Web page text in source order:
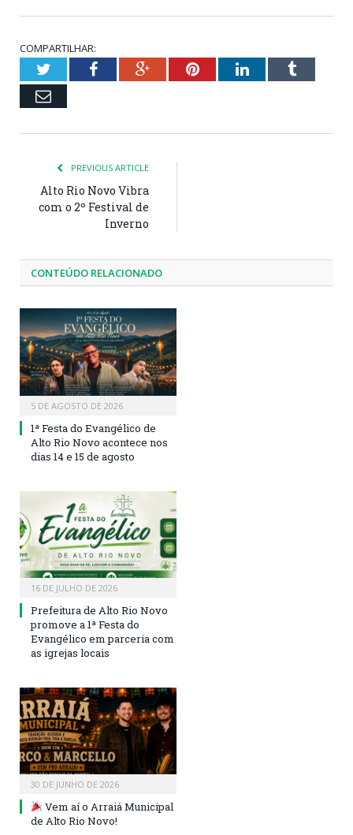
COMPARTILHAR:
TwitterFacebookGoogle+PinterestLinkedInTumblr
Email
PREVIOUS ARTICLE
Alto Rio Novo Vibra
com o 2º Festival de
Inverno
CONTEÚDO RELACIONADO
5 DE AGOSTO DE 2026
1ª Festa do Evangélico de
Alto Rio Novo acontece nos
dias 14 e 15 de agosto
16 DE JULHO DE 2026
Prefeitura de Alto Rio Novo
promove a 1ª Festa do
Evangélico em parceria com
as igrejas locais
30 DE JUNHO DE 2026
Vem aí o Arraiá Municipal
de Alto Rio Novo!